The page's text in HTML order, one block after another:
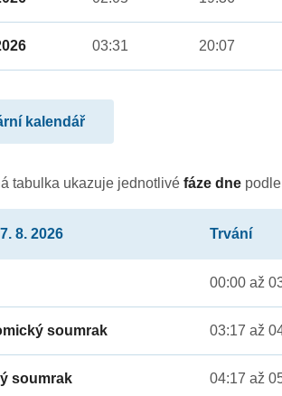
03:31 20:07
kalendář
tabulka ukazuje jednotlivéfáze dne
8. 2026 Trvání
00:00 až
soumrak 03:17 až
soumrak 04:17 až